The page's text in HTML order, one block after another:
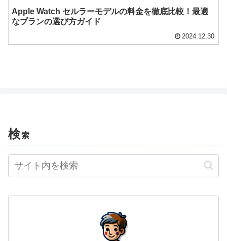
Apple Watch セルラーモデルの料金を徹底比較！最適
なプランの選び方ガイド
2024.12.30
検索